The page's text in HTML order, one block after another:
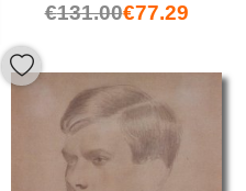
€131.00€77.29